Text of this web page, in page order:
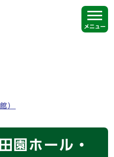
メニュー
）
園ホール・